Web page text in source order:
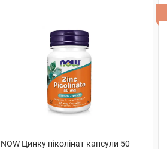
NOW Цинку піколінат капсули 50